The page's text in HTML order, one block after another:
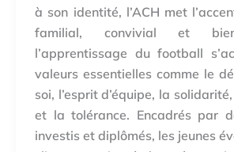
à son identité, l’ACH met
familial, convivial et
l’apprentissage du football
valeurs essentielles comme le
soi, l’esprit d’équipe, la
et la tolérance. Encadrés par
investis et diplômés, les jeunes